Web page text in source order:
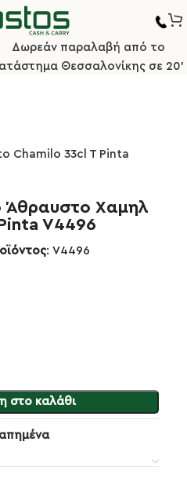
Δωρεάν παραλαβή από το
Θεσσαλονίκης σε 20'
Ποτήρια Ποτήρια Χαμηλά
Άθραυστο Χαμηλ
V4496
: V4496
στο καλάθι